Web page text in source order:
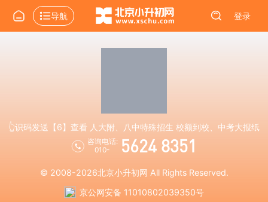
导航 登录
👆识码发送【6】查看 人大附、八中特殊招生 校额到校、中考大报纸
咨询电话:
010-
5624 8351
© 2008-2026北京小升初网 All Rights Reserved.
京公网安备 11010802039350号